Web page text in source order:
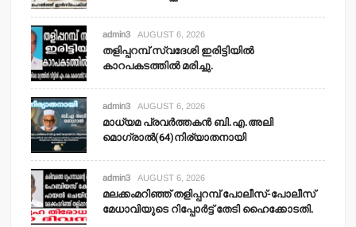
admin3 AUGUST 6, 2026
തളിപ്പറമ്പ് സ്വദേശി ഇരിട്ടിയില്‍
കാറപകടത്തില്‍ മരിച്ചു.
admin3 AUGUST 6, 2026
മാധ്യമ പ്രവര്‍ത്തകന്‍ ബി.എ.അലി
മൊഗ്രാല്‍(64)നിര്യാതനായി
admin3 AUGUST 6, 2026
മലക്കംമറിഞ്ഞ് തളിപ്പറമ്പ് പോലീസ്-പോലീസ്
മേധാവിയുടെ റിപ്പോര്‍ട്ട് തേടി ഹൈക്കോടതി.